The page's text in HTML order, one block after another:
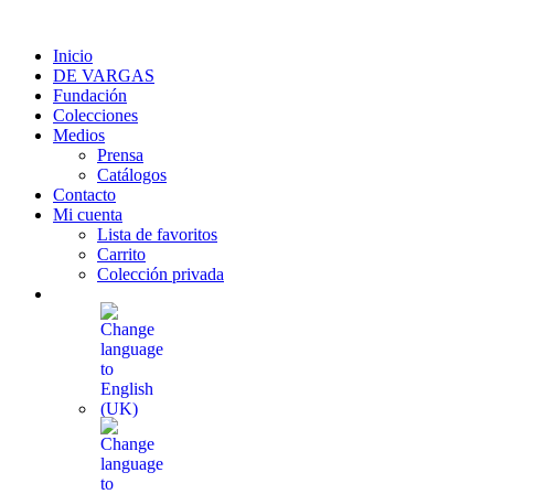
contenido
Inicio
DE VARGAS
Fundación
Colecciones
Medios
Prensa
Catálogos
Contacto
Mi cuenta
Lista de favoritos
Carrito
Colección privada